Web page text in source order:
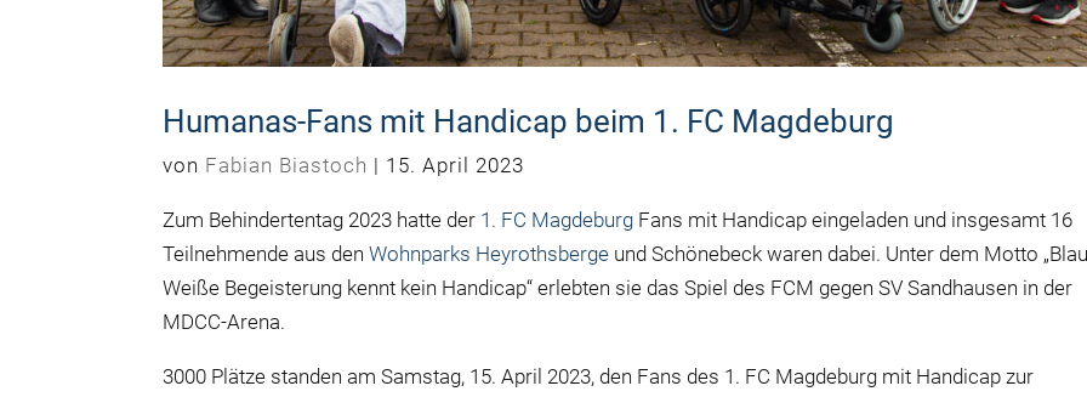
Humanas-Fans mit Handicap beim 1. FC Magdeburg
von Fabian Biastoch | 15. April 2023
Zum Behindertentag 2023 hatte der 1. FC Magdeburg Fans mit Handicap eingeladen und insgesamt 16
Teilnehmende aus denWohnparks Heyrothsberge und Schönebeck waren dabei. Unter dem Motto
Weiße Begeisterung kennt kein Handicap“ erlebten sie das Spiel des FCM gegen SV Sandhausen in der
MDCC-Arena.
3000 Plätze standen am Samstag, 15. April 2023, den Fans des 1. FC Magdeburg mit Handicap zur